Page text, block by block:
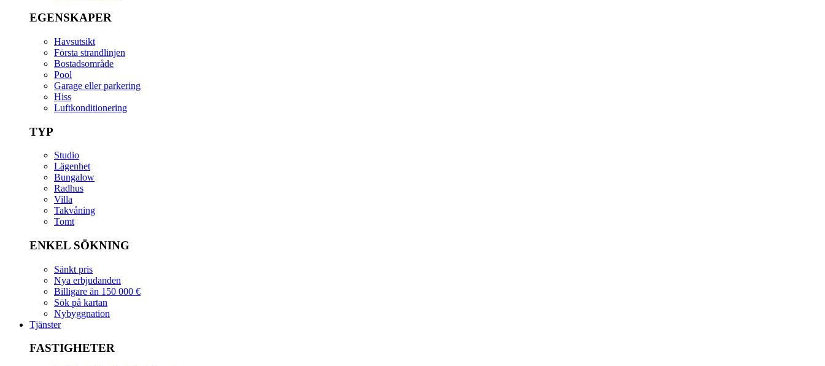
EGENSKAPER
Havsutsikt
Första strandlinjen
Bostadsområde
Pool
Garage eller parkering
Hiss
Luftkonditionering
TYP
Studio
Lägenhet
Bungalow
Radhus
Villa
Takvåning
Tomt
ENKEL SÖKNING
Sänkt pris
Nya erbjudanden
Billigare än 150 000 €
Sök på kartan
Nybyggnation
Tjänster
FASTIGHETER